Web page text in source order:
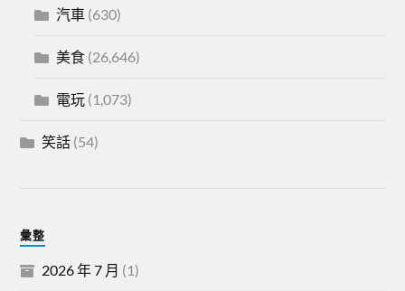
汽車 (630)
美食 (26,646)
電玩 (1,073)
笑話 (54)
彙整
2026 年 7 月 (1)